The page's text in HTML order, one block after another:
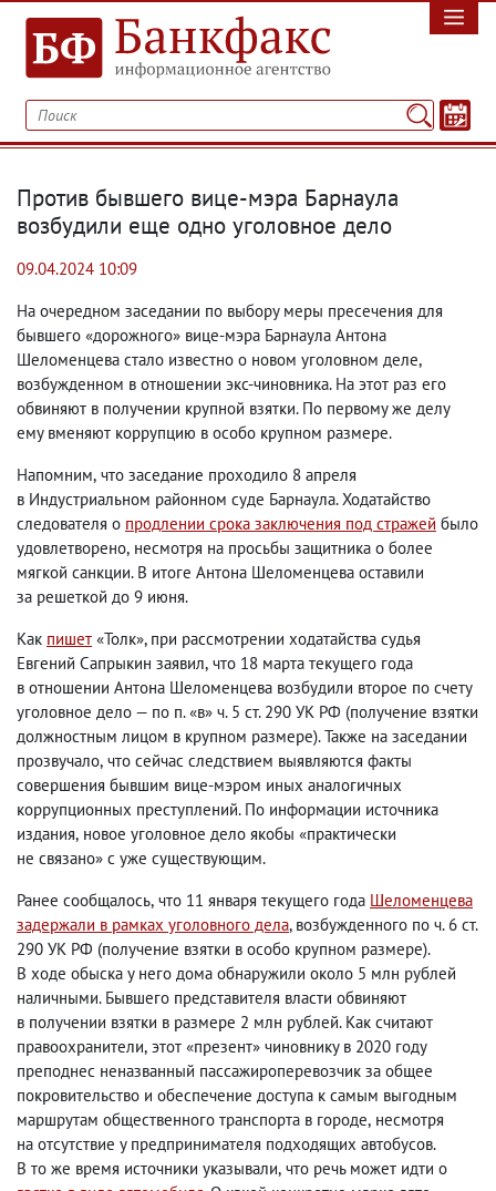
Против бывшего вице-мэра Барнаула
возбудили еще одно уголовное дело
09.04.2024 10:09
На очередном заседании по выбору меры пресечения для
бывшего «дорожного» вице-мэра Барнаула Антона
Шеломенцева стало известно о новом уголовном деле,
возбужденном в отношении экс-чиновника. На этот раз его
обвиняют в получении крупной взятки. По первому же делу
ему вменяют коррупцию в особо крупном размере.
Напомним, что заседание проходило 8 апреля
в Индустриальном районном суде Барнаула. Ходатайство
следователя о продлении срока заключения под стражей было
удовлетворено, несмотря на просьбы защитника о более
мягкой санкции. В итоге Антона Шеломенцева оставили
за решеткой до 9 июня.
Как пишет «Толк», при рассмотрении ходатайства судья
Евгений Сапрыкин заявил, что 18 марта текущего года
в отношении Антона Шеломенцева возбудили второе по счету
уголовное дело — по п. «в» ч. 5 ст. 290 УК РФ (получение взятки
должностным лицом в крупном размере). Также на заседании
прозвучало, что сейчас следствием выявляются факты
совершения бывшим вице-мэром иных аналогичных
коррупционных преступлений. По информации источника
издания, новое уголовное дело якобы «практически
не связано» с уже существующим.
Ранее сообщалось, что 11 января текущего года Шеломенцева
задержали в рамках уголовного дела, возбужденного по ч. 6 ст.
290 УК РФ (получение взятки в особо крупном размере).
В ходе обыска у него дома обнаружили около 5 млн рублей
наличными. Бывшего представителя власти обвиняют
в получении взятки в размере 2 млн рублей. Как считают
правоохранители, этот «презент» чиновнику в 2020 году
преподнес неназванный пассажироперевозчик за общее
покровительство и обеспечение доступа к самым выгодным
маршрутам общественного транспорта в городе, несмотря
на отсутствие у предпринимателя подходящих автобусов.
В то же время источники указывали, что речь может идти о